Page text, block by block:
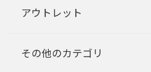
アウトレット
その他のカテゴリ